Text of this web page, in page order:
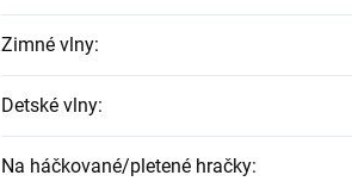
Zimné vlny:
Detské vlny:
Na háčkované/pletené hračky: